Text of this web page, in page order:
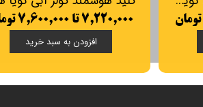
۱۱,۴۰۰,۰۰۰ تا ۱۲,۱۶۰,۰۰۰ تومان
افزودن به سبد خرید